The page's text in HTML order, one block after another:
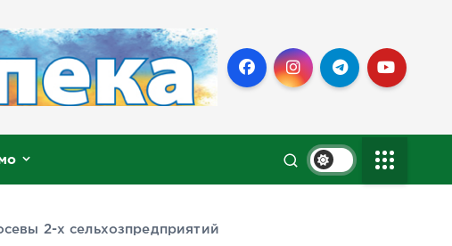
2-х сельхозпредприятий